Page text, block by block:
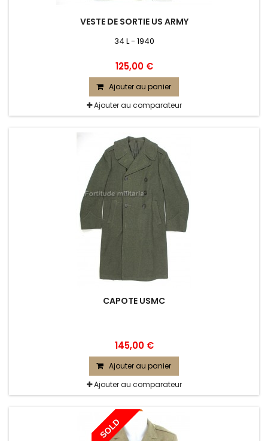
VESTE DE SORTIE US ARMY
34 L - 1940
125,00 €
Ajouter au panier
Ajouter au comparateur
CAPOTE USMC
145,00 €
Ajouter au panier
Ajouter au comparateur
SOLD